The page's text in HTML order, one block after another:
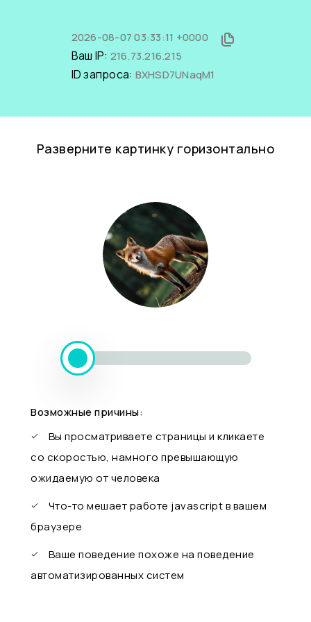
2026-08-07 03:33:11 +0000
Ваш IP: 216.73.216.215
ID запроса: BXHSD7UNaqM1
Разверните картинку горизонтально
Возможные причины:
Вы просматриваете страницы и кликаете
со скоростью, намного превышающую
ожидаемую от человека
Что-то мешает работе javascript в вашем
браузере
Ваше поведение похоже на поведение
автоматизированных систем